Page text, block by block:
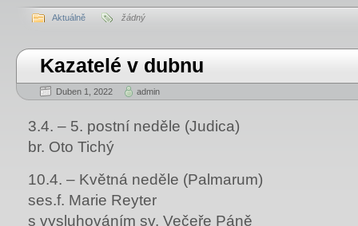
Aktuálně žádný
Kazatelé v dubnu
Duben 1, 2022 admin
3.4. – 5. postní neděle (Judica)
br. Oto Tichý
10.4. – Květná neděle (Palmarum)
ses.f. Marie Reyter
s vysluhováním sv. Večeře Páně